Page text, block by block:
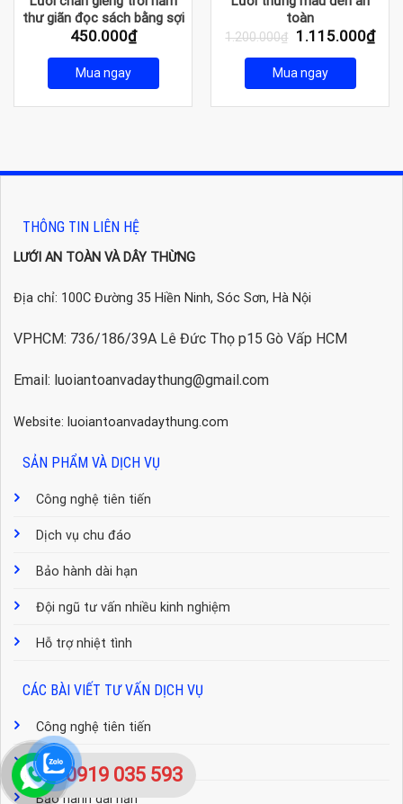
thư giãn đọc sách bằng sợi
dù chịu lực cao
450.000₫
Mua ngay
toàn
1.200.000₫
Giá
là:
1.200.000₫.
1.115.000₫Giá
Mua ngay
THÔNG TIN LIÊN HỆ
LƯỚI AN TOÀN VÀ DÂY THỪNG
Địa chỉ: 100C Đường 35 Hiền Ninh, Sóc Sơn, Hà Nội
VPHCM: 736/186/39A Lê Đức Thọ p15 Gò Vấp HCM
Email: luoiantoanvadaythung@gmail.com
Website: luoiantoanvadaythung.com
SẢN PHẨM VÀ DỊCH VỤ
Công nghệ tiên tiến
Dịch vụ chu đáo
Bảo hành dài hạn
Đội ngũ tư vấn nhiều kinh nghiệm
Hỗ trợ nhiệt tình
CÁC BÀI VIẾT TƯ VẤN DỊCH VỤ
Công nghệ tiên tiến
Dịch vụ chu đáo
Bảo hành dài hạn
0919 035 593